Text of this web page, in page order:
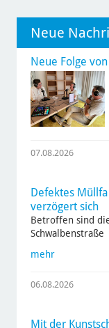
Neue
Neue Folge
07.08.2026
Defektes
verzögert sich
Betroffen sind
Schwalbenstraße
mehr
06.08.2026
Mit der